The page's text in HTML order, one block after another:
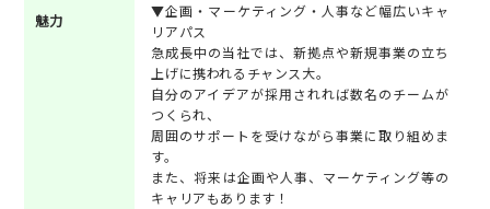
魅力
▼企画・マーケティング・人事など幅広いキャ
リアパス
急成長中の当社では、新拠点や新規事業の立ち
上げに携われるチャンス大。
自分のアイデアが採用されれば数名のチームが
つくられ、
周囲のサポートを受けながら事業に取り組めま
す。
また、将来は企画や人事、マーケティング等の
キャリアもあります！